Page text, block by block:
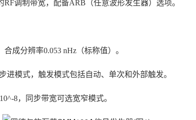
调制带宽，配备ARB（任意波形发生器）选项。
成分辨率0.053 nHz（标称值）。
进模式，触发模式包括自动、单次和外部触发。
8，同步带宽可选宽窄模式。